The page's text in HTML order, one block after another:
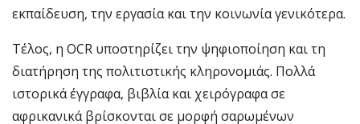
εκπαίδευση, την εργασία και την κοινωνία γενικότερα.
Τέλος, η OCR υποστηρίζει την ψηφιοποίηση και τη
διατήρηση της πολιτιστικής κληρονομιάς. Πολλά
ιστορικά έγγραφα, βιβλία και χειρόγραφα σε
αφρικανικά βρίσκονται σε μορφή σαρωμένων